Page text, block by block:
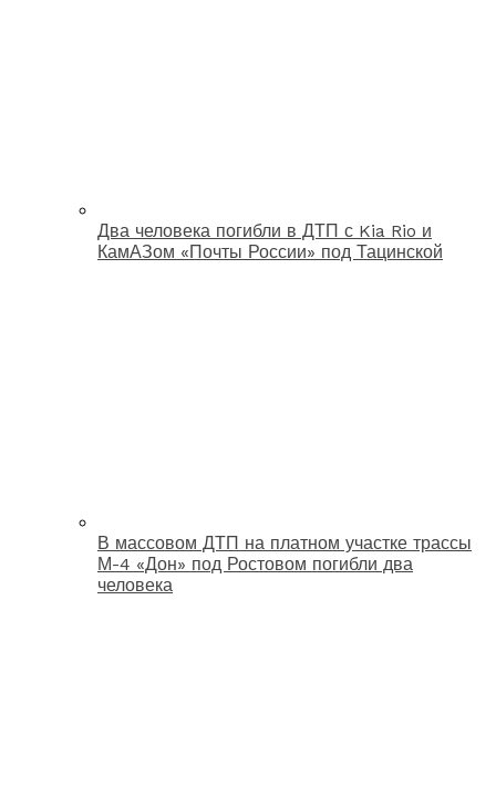
Два человека погибли в ДТП с Kia Rio и
КамАЗом «Почты России» под Тацинской
В массовом ДТП на платном участке трассы
М-4 «Дон» под Ростовом погибли два
человека